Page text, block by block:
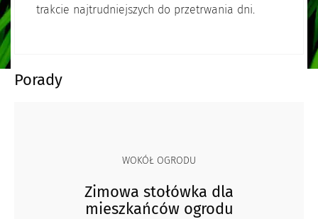
trakcie najtrudniejszych do przetrwania dni.
Porady
WOKÓŁ OGRODU
Zimowa stołówka dla
mieszkańców ogrodu